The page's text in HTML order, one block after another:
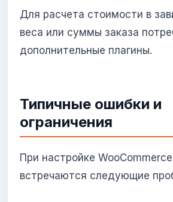
Для расчета стоимости в
веса или суммы заказа
дополнительные плагины.
Типичные ошибки и
ограничения
При настройке
встречаются следующие